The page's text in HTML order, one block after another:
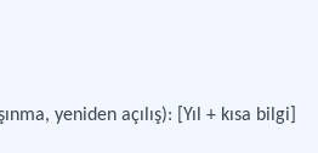
yeniden açılış): [Yıl + kısa bilgi]